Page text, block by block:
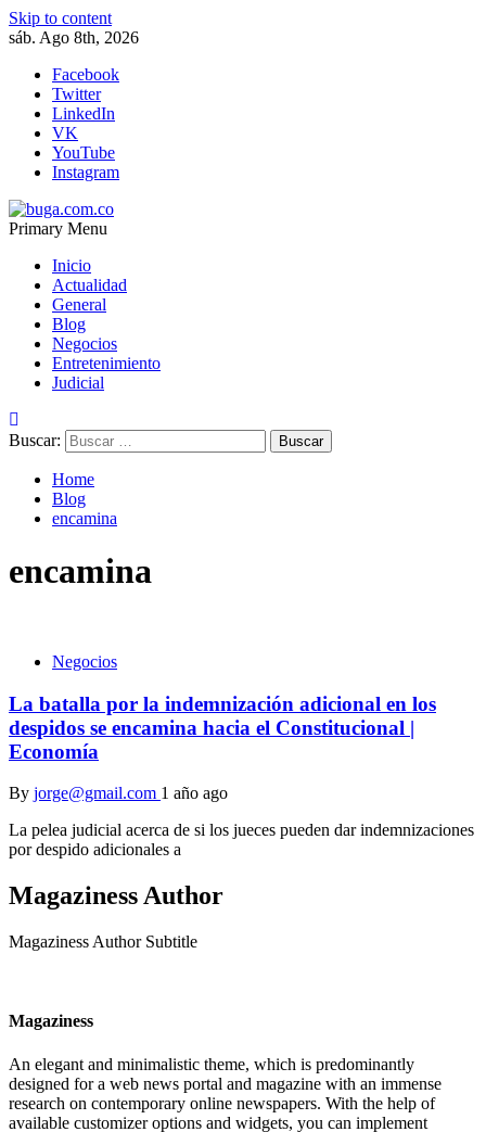
Skip to content
sáb. Ago 8th, 2026
Facebook
Twitter
LinkedIn
VK
YouTube
Instagram
Primary Menu
Inicio
Actualidad
General
Blog
Negocios
Entretenimiento
Judicial
Buscar:
Home
Blog
encamina
encamina
Negocios
La batalla por la indemnización adicional en los
despidos se encamina hacia el Constitucional |
Economía
By jorge@gmail.com 1 año ago
La pelea judicial acerca de si los jueces pueden dar indemnizaciones
por despido adicionales a
Magaziness Author
Magaziness Author Subtitle
Magaziness
An elegant and minimalistic theme, which is predominantly
designed for a web news portal and magazine with an immense
research on contemporary online newspapers. With the help of
available customizer options and widgets, you can implement